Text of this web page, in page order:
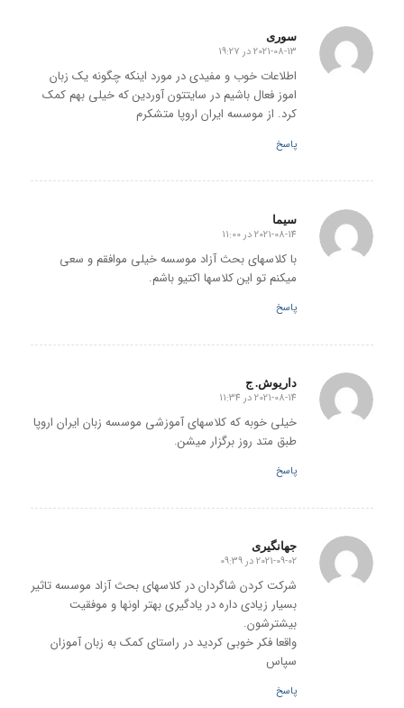
سوری
گفته:
2021-08-13 در 19:27
اطلاعات خوب و مفیدی در مورد اینکه چگونه یک زبان
اموز فعال باشیم در سایتتون آوردین که خیلی بهم کمک
کرد. از موسسه ایران اروپا متشکرم
پاسخ
سیما
گفته:
2021-08-14 در 11:00
با کلاسهای بحث آزاد موسسه خیلی موافقم و سعی
میکنم تو این کلاسها اکتیو باشم.
پاسخ
داریوش. ج
گفته:
2021-08-14 در 11:34
خیلی خوبه که کلاسهای آموزشی موسسه زبان ایران اروپا
طبق متد روز برگزار میشن.
پاسخ
جهانگیری
گفته:
2021-09-02 در 09:39
شرکت کردن شاگردان در کلاسهای بحث آزاد موسسه تاثیر
بسیار زیادی داره در یادگیری بهتر اونها و موفقیت
بیشترشون.
واقعا فکر خوبی کردید در راستای کمک به زبان آموزان
سپاس
پاسخ